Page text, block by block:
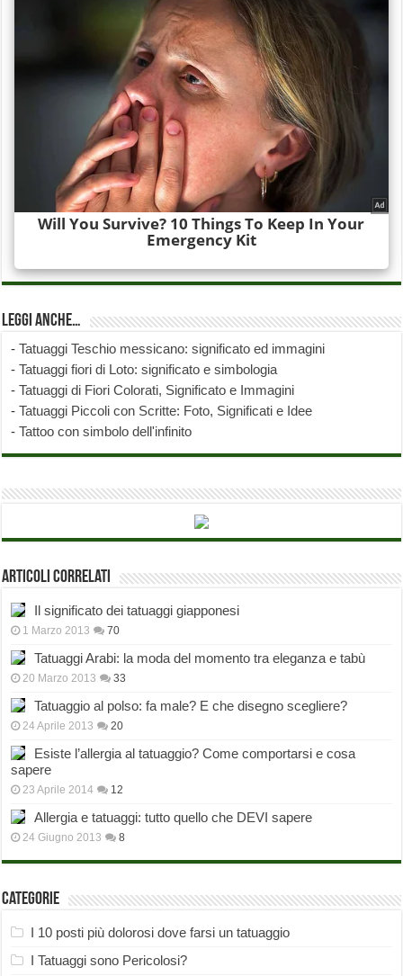
Leggi anche…
-Tatuaggi Teschio messicano: significato ed immagini
-Tatuaggi fiori di Loto: significato e simbologia
-Tatuaggi di Fiori Colorati, Significato e Immagini
-Tatuaggi Piccoli con Scritte: Foto, Significati e Idee
-Tattoo con simbolo dell'infinito
Articoli correlati
Il significato dei tatuaggi giapponesi
1 Marzo 2013 70
Tatuaggi Arabi: la moda del momento tra eleganza e tabù
20 Marzo 2013 33
Tatuaggio al polso: fa male? E che disegno scegliere?
24 Aprile 2013 20
Esiste l’allergia al tatuaggio? Come comportarsi e cosa
sapere
23 Aprile 2014 12
Allergia e tatuaggi: tutto quello che DEVI sapere
24 Giugno 2013 8
Categorie
I 10 posti più dolorosi dove farsi un tatuaggio
I Tatuaggi sono Pericolosi?